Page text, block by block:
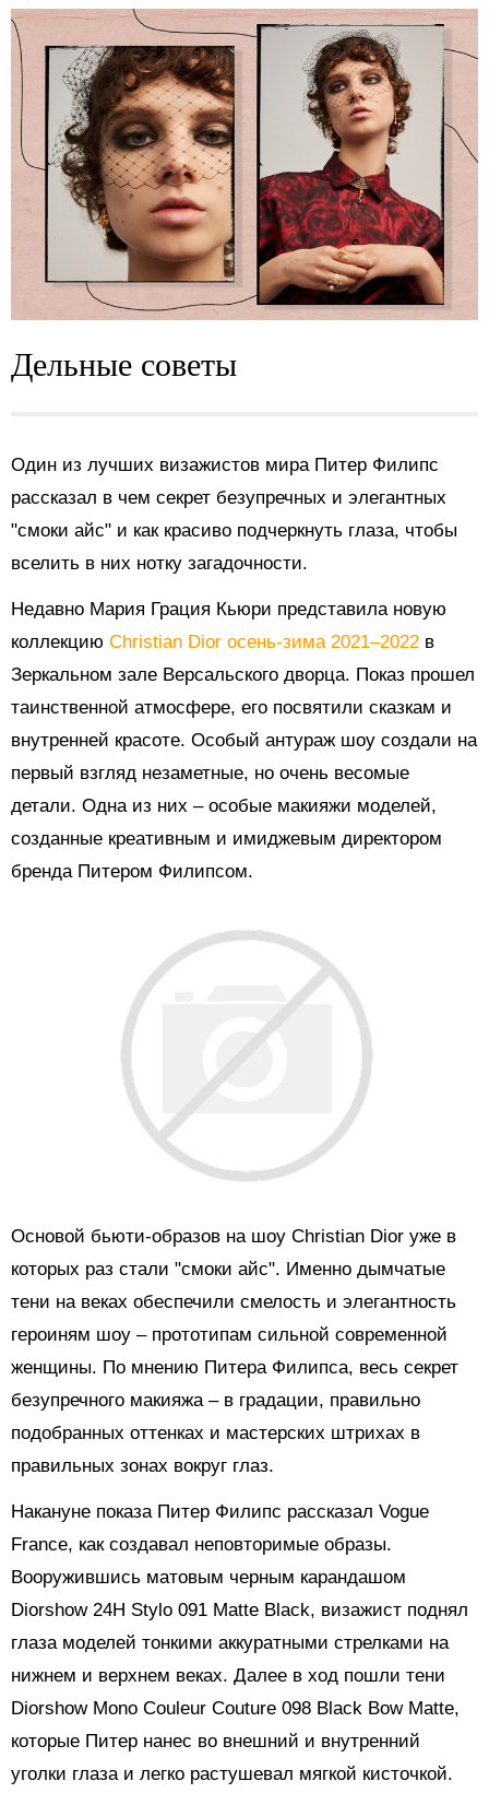
Дельные советы
Один из лучших визажистов мира Питер Филипс
рассказал в чем секрет безупречных и элегантных
"смоки айс" и как красиво подчеркнуть глаза, чтобы
вселить в них нотку загадочности.
Недавно Мария Грация Кьюри представила новую
коллекцию Christian Dior осень-зима 2021–2022 в
Зеркальном зале Версальского дворца. Показ прошел
таинственной атмосфере, его посвятили сказкам и
внутренней красоте. Особый антураж шоу создали на
первый взгляд незаметные, но очень весомые
детали. Одна из них – особые макияжи моделей,
созданные креативным и имиджевым директором
бренда Питером Филипсом.
Основой бьюти-образов на шоу Christian Dior уже в
которых раз стали "смоки айс". Именно дымчатые
тени на веках обеспечили смелость и элегантность
героиням шоу – прототипам сильной современной
женщины. По мнению Питера Филипса, весь секрет
безупречного макияжа – в градации, правильно
подобранных оттенках и мастерских штрихах в
правильных зонах вокруг глаз.
Накануне показа Питер Филипс рассказал Vogue
France, как создавал неповторимые образы.
Вооружившись матовым черным карандашом
Diorshow 24H Stylo 091 Matte Black, визажист поднял
глаза моделей тонкими аккуратными стрелками на
нижнем и верхнем веках. Далее в ход пошли тени
Diorshow Mono Couleur Couture 098 Black Bow Matte,
которые Питер нанес во внешний и внутренний
уголки глаза и легко растушевал мягкой кисточкой.